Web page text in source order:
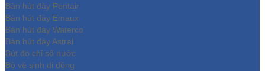
Bàn hút đáy Pentair
Bàn hút đáy Emaux
Bàn hút đáy Waterco
Bàn hút đáy Astral
Bút đo chỉ số nước
Bộ vệ sinh di động